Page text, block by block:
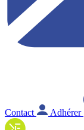
Contact Adhérer